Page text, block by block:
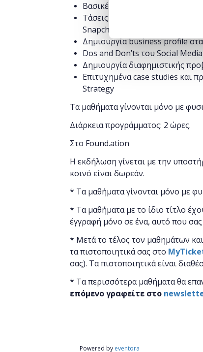
Βασικές Έννοιες Digital
Τάσεις των Social Media στην
Snapchat, Instagram, YouTube
Δημιουργία business profile
Dos and Don’ts του Social
Δημιουργία διαφημιστικής
Επιτυχημένα case studies και
Strategy
Τα μαθήματα γίνονται μόνο με
Διάρκεια προγράμματος: 2 ώρες.
Στο Found.ation
Η εκδήλωση γίνεται με την
κοινό είναι δωρεάν.
* Τα μαθήματα γίνονται μόνο με
* Τα μαθήματα με το ίδιο τίτλο
έγγραφή μόνο σε ένα, αυτό που
* Μετά το τέλος τον μαθημάτων
τα πιστοποιητικά ​σας στο
σας). Τα πιστοποιητικά είναι
* Τα περισσότερα μαθήματα θα
επόμενο γραφείτε στο
Powered by eventora